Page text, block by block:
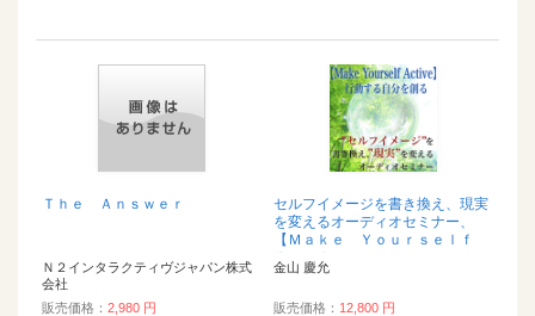
Ｔｈｅ Ａｎｓｗｅｒ
Ｎ２インタラクティヴジャパン株式
会社
販売価格： 2,980 円
セルフイメージを書き換え、現実
を変えるオーディオセミナー、
【Ｍａｋｅ Ｙｏｕｒｓｅｌｆ
Ａｃｔｉｖｅ 〜...
金山 慶允
販売価格： 12,800 円